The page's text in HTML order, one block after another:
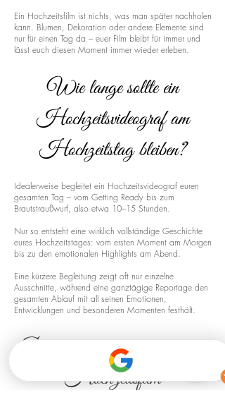
Ein Hochzeitsfilm ist nichts, was man später nachholen
kann. Blumen, Dekoration oder andere Elemente sind
nur für einen Tag da – euer Film bleibt für immer und
lässt euch diesen Moment immer wieder erleben.
Wie lange sollte ein
Hochzeitsvideograf am
Hochzeitstag bleiben?
Idealerweise begleitet ein Hochzeitsvideograf euren
gesamten Tag – vom Getting Ready bis zum
Brautstraußwurf, also etwa 10–15 Stunden.
Nur so entsteht eine wirklich vollständige Geschichte
eures Hochzeitstages: vom ersten Moment am Morgen
bis zu den emotionalen Highlights am Abend.
Eine kürzere Begleitung zeigt oft nur einzelne
Ausschnitte, während eine ganztägige Reportage den
gesamten Ablauf mit all seinen Emotionen,
Entwicklungen und besonderen Momenten festhält.
Drohnenaufnahmen für euren
Hochzeitsfilm